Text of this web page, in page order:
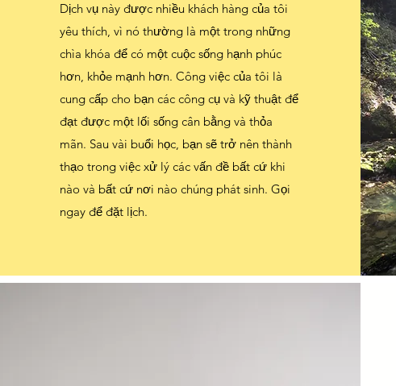
hơn, khỏe mạnh hơn. Công việc của tôi là
cung cấp cho bạn các công cụ và kỹ thuật để
đạt được một lối sống cân bằng và thỏa
mãn. Sau vài buổi học, bạn sẽ trở nên thành
thạo trong việc xử lý các vấn đề bất cứ khi
nào và bất cứ nơi nào chúng phát sinh. Gọi
ngay để đặt lịch.
Dịch vụ này được nhiều khách hàng của tôi
yêu thích, vì nó thường là một trong những
chìa khóa để có một cuộc sống hạnh phúc
hơn, khỏe mạnh hơn. Công việc của tôi là
cung cấp cho bạn các công cụ và kỹ thuật để
đạt được một lối sống cân bằng và thỏa
mãn. Sau vài buổi học, bạn sẽ trở nên thành
thạo trong việc xử lý các vấn đề bất cứ khi
nào và bất cứ nơi nào chúng phát sinh. Gọi
ngay để đặt lịch.